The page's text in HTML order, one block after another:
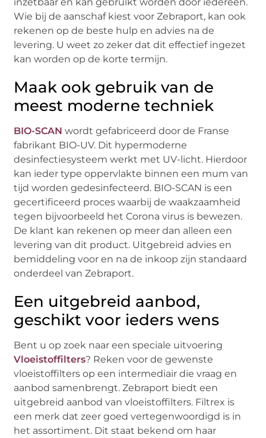
Wie bij de aanschaf kiest voor Zebraport, kan ook
rekenen op de beste hulp en advies na de
levering. U weet zo zeker dat dit effectief ingezet
kan worden op de korte termijn.
Maak ook gebruik van de
meest moderne techniek
BIO-SCAN wordt gefabriceerd door de Franse
fabrikant BIO-UV. Dit hypermoderne
desinfectiesysteem werkt met UV-licht. Hierdoor
kan ieder type oppervlakte binnen een mum van
tijd worden gedesinfecteerd. BIO-SCAN is een
gecertificeerd proces waarbij de waakzaamheid
tegen bijvoorbeeld het Corona virus is bewezen.
De klant kan rekenen op meer dan alleen een
levering van dit product. Uitgebreid advies en
bemiddeling voor en na de inkoop zijn standaard
onderdeel van Zebraport.
Een uitgebreid aanbod,
geschikt voor ieders wens
Bent u op zoek naar een speciale uitvoering
Vloeistoffilters? Reken voor de gewenste
vloeistoffilters op een intermediair die vraag en
aanbod samenbrengt. Zebraport biedt een
uitgebreid aanbod van vloeistoffilters. Filtrex is
een merk dat zeer goed vertegenwoordigd is in
het assortiment. Dit staat bekend om haar